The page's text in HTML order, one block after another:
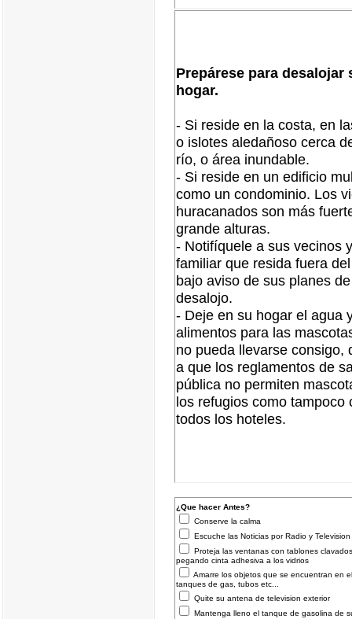
Prepárese para desalojar
hogar.
- Si reside en la costa, en
o islotes aledañoso cerca
río, o área inundable.
- Si reside en un edificio
como un condominio. Los
huracanados son más
grande alturas.
- Notifíquele a sus vecinos
familiar que resida fuera
bajo aviso de sus planes de
desalojo.
- Deje en su hogar el agua
alimentos para las
no pueda llevarse consigo,
a que los reglamentos de
pública no permiten
los refugios como tampoco
todos los hoteles.
¿Que hacer Antes?
Conserve la calma
Escuche las Noticias por Radio y Television
Proteja las ventanas con tablones
pegando cinta adhesiva a los vidrios
Amarre los objetos que se encuentran en
tanques de gas, tubos etc...
Quite su antena de television exterior
Mantenga lleno el tanque de gasolina de